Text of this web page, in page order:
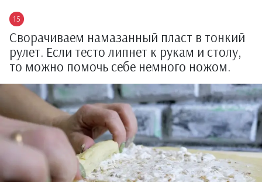
Сворачиваем намазанный пласт в тонкий
рулет. Если тесто липнет к рукам и столу,
то можно помочь себе немного ножом.